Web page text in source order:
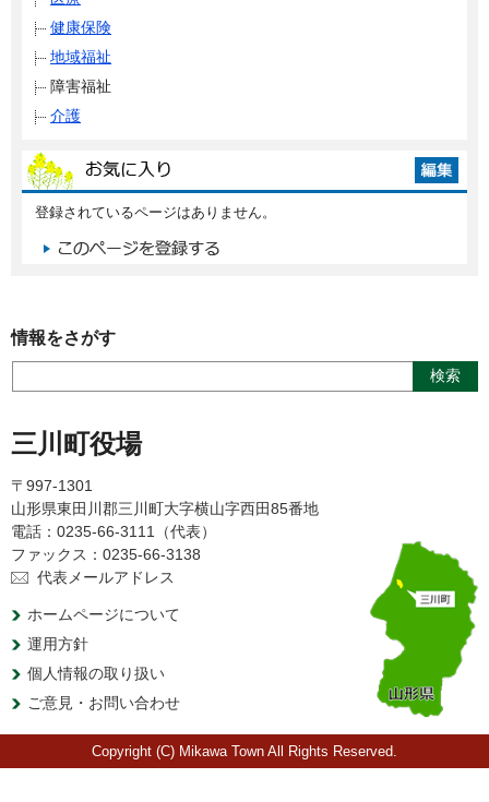
健康保険
地域福祉
障害福祉
介護
登録されているページはありません。
情報をさがす
三川町役場
〒997-1301
山形県東田川郡三川町大字横山字西田85番地
電話：0235-66-3111（代表）
ファックス：0235-66-3138
代表メールアドレス
ホームページについて
運用方針
個人情報の取り扱い
ご意見・お問い合わせ
Copyright (C) Mikawa Town All Rights Reserved.